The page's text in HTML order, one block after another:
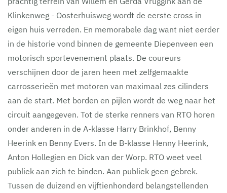
Klinkenweg - Oosterhuisweg wordt de eerste cross in
eigen huis verreden. En memorabele dag want niet eerder
in de historie vond binnen de gemeente Diepenveen een
motorisch sportevenement plaats. De coureurs
verschijnen door de jaren heen met zelfgemaakte
carrosserieën met motoren van maximaal zes cilinders
aan de start. Met borden en pijlen wordt de weg naar het
circuit aangegeven. Tot de sterke renners van RTO horen
onder anderen in de A-klasse Harry Brinkhof, Benny
Heerink en Benny Evers. In de B-klasse Henny Heerink,
Anton Hollegien en Dick van der Worp. RTO weet veel
publiek aan zich te binden. Aan publiek geen gebrek.
Tussen de duizend en vijftienhonderd belangstellenden